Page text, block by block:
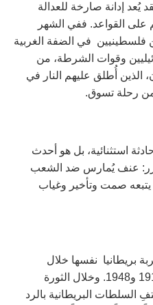
يُعد إدانة صارخة للعدالة
على القواعد. ففي الشهر
في الضفة الغربية
وقوات الشرطة، من
الذين أُطلق عليهم النار في
من رحلة تسوق.
استثنائية، بل هو أحدث
عنف يُمارس ضد الشعب
صمت وتأخير وغياب
بريطانيا نفسها خلال
احتلالها لفلسطين بين عامي 1918 و1948. وخلال الثورة
1936 و1939، لم تكتفِ السلطات البريطانية بالرد